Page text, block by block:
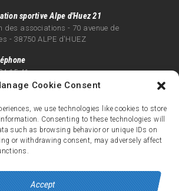
Cookie Consent
we use technologies like cookies to store
Consenting to these technologies will
such as browsing behavior or unique IDs on
or withdrawing consent, may adversely affect
Accept
sportive Alpe d'Huez 21
des associations - 70 avenue de
- 38750 ALPE d'HUEZ
15 41
Mentions légales
Contact
crédits